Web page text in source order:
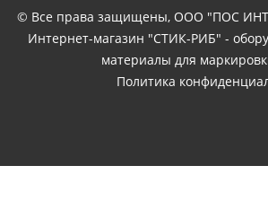
© Все права защищены, ООО "ПОС
Интернет-магазин "СТИК-РИБ" -
материалы для
Политика